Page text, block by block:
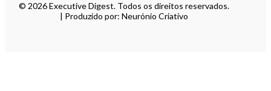
© 2026 Executive Digest. Todos os direitos reservados.
| Produzido por: Neurónio Criativo